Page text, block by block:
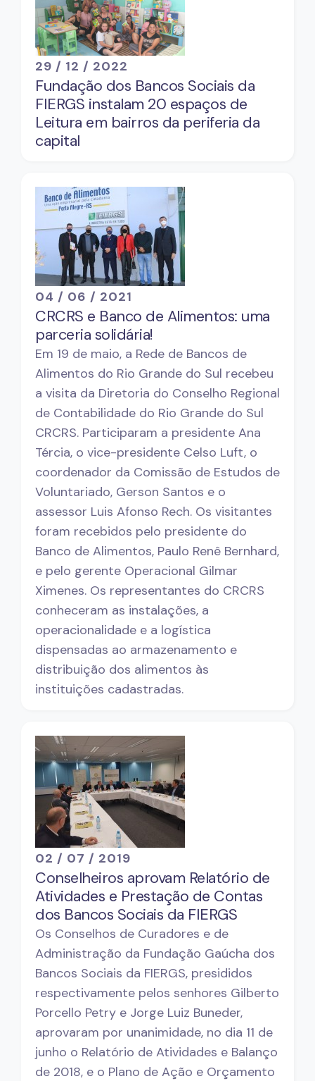
29 / 12 / 2022
Fundação dos Bancos Sociais da
FIERGS instalam 20 espaços de
Leitura em bairros da periferia da
capital
04 / 06 / 2021
CRCRS e Banco de Alimentos: uma
parceria solidária!
Em 19 de maio, a Rede de Bancos de
Alimentos do Rio Grande do Sul recebeu
a visita da Diretoria do Conselho Regional
de Contabilidade do Rio Grande do Sul 
CRCRS. Participaram a presidente Ana
Tércia, o vice-presidente Celso Luft, o
coordenador da Comissão de Estudos de
Voluntariado, Gerson Santos e o
assessor Luis Afonso Rech. Os visitantes
foram recebidos pelo presidente do
Banco de Alimentos, Paulo Renê Bernhard,
e pelo gerente Operacional Gilmar
Ximenes. Os representantes do CRCRS
conheceram as instalações, a
operacionalidade e a logística
dispensadas ao armazenamento e
distribuição dos alimentos às
instituições cadastradas.
02 / 07 / 2019
Conselheiros aprovam Relatório de
Atividades e Prestação de Contas
dos Bancos Sociais da FIERGS
Os Conselhos de Curadores e de
Administração da Fundação Gaúcha dos
Bancos Sociais da FIERGS, presididos
respectivamente pelos senhores Gilberto
Porcello Petry e Jorge Luiz Buneder,
aprovaram por unanimidade, no dia 11 de
junho o Relatório de Atividades e Balanço
de 2018, e o Plano de Ação e Orçamento